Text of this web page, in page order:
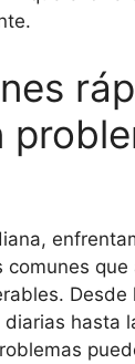
comunes
hasta